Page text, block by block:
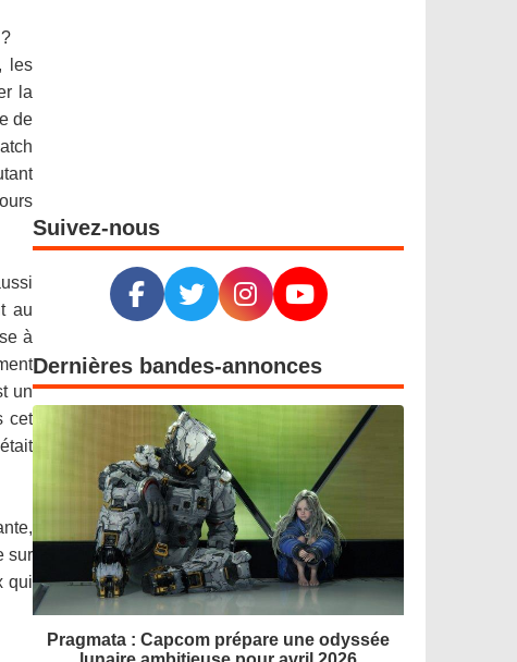
les
la
de
au
à
un
cet
sur
qui
Suivez-nous
Dernières bandes-annonces
Pragmata : Capcom prépare une odyssée